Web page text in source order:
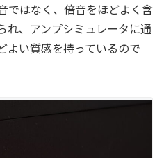
ではなく、倍音をほどよく含
れ、アンプシミュレータに通
よい質感を持っているので